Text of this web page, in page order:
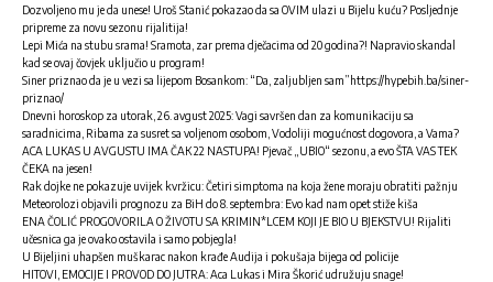
Dozvoljeno mu je da unese! Uroš Stanić pokazao da sa OVIM ulazi u Bijelu kuću? Posljednje
pripreme za novu sezonu rijalitija!
Lepi Mića na stubu srama! Sramota, zar prema dječacima od 20 godina?! Napravio skandal
kad se ovaj čovjek uključio u program!
Siner priznao da je u vezi sa lijepom Bosankom: “Da, zaljubljen sam”https://hypebih.ba/siner-
priznao/
Dnevni horoskop za utorak, 26. avgust 2025: Vagi savršen dan za komunikaciju sa
saradnicima, Ribama za susret sa voljenom osobom, Vodoliji mogućnost dogovora, a Vama?
ACA LUKAS U AVGUSTU IMA ČAK 22 NASTUPA! Pjevač „UBIO“ sezonu, a evo ŠTA VAS TEK
ČEKA na jesen!
Rak dojke ne pokazuje uvijek kvržicu: Četiri simptoma na koja žene moraju obratiti pažnju
Meteorolozi objavili prognozu za BiH do 8. septembra: Evo kad nam opet stiže kiša
ENA ČOLIĆ PROGOVORILA O ŽIVOTU SA KRIMIN*LCEM KOJI JE BIO U BJEKSTVU! Rijaliti
učesnica ga je ovako ostavila i samo pobjegla!
U Bijeljini uhapšen muškarac nakon krađe Audija i pokušaja bijega od policije
HITOVI, EMOCIJE I PROVOD DO JUTRA: Aca Lukas i Mira Škorić udružuju snage!